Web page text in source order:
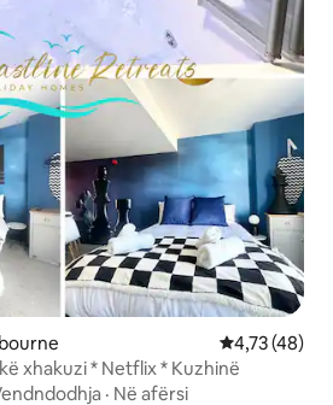
Vlerësimi
4,73 (48)
xhakuzi * Netflix * Kuzhinë
· Në afërsi